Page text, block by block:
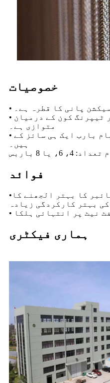
خصوصیات
پانی کا قطرہ ہے۔
• ورکنگ پوزیشن ٹپ اور ٹیپرنگ کون کے درمیان
متوازی ہے۔
• ایک کنارے پر موجود تمام بارب ایک ہی سائز کے
ہیں۔
یا 8 باربس
فوائد
•ہک کانٹے کے علاقے میں فائبر کا بہتر الجھنے کا
بہتر کارکردگی زیادہ
نیٹ پر انتہائی ہلکا
ہماری فیکٹری